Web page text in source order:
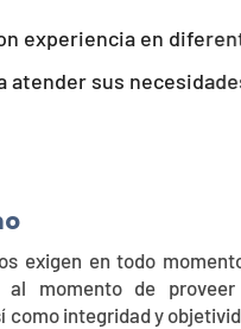
en diferentes
necesidades
mantener un
el servicio a
absoluta en